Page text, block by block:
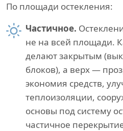
По площади остекления:
Частичное.
не на всей площади.
делают закрытым
блоков), а верх —
экономия средств,
теплоизоляции,
основы под систему
частичное